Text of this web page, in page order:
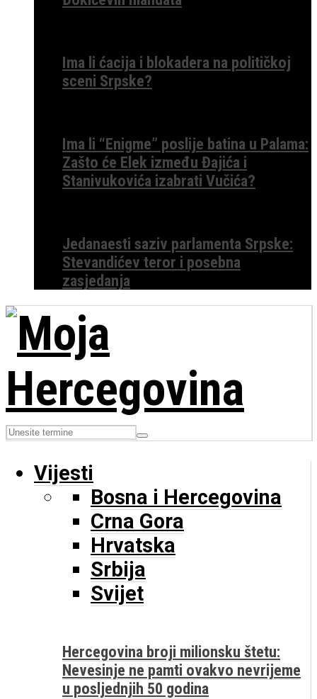
Ima li ćacija i blokadera na političkoj
sceni Srpske?
Ima li “Enigme” poslije batina u Palama:
Zašto će Elek između Đajića i
Stanivukovića izabrati Vučića?
Jedanaesti saziv parlamenta Srpske:
Stevandićev teror i posebna
zasjedanja
Vijesti
Bosna i Hercegovina
Crna Gora
Hrvatska
Srbija
Svijet
Hercegovina broji milionsku štetu:
Nevesinje ne pamti ovakvo nevrijeme
u posljednjih 50 godina